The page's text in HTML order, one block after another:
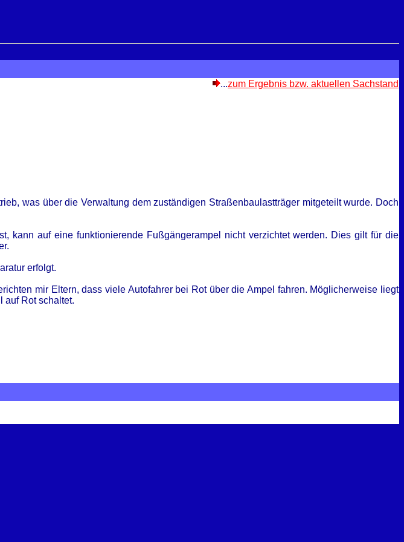
...zum Ergebnis bzw. aktuellen Sachstand
was über die Verwaltung dem zuständigen Straßenbaulastträger mitgeteilt wurde. Doch
kann auf eine funktionierende Fußgängerampel nicht verzichtet werden. Dies gilt für die
erfolgt.
mir Eltern, dass viele Autofahrer bei Rot über die Ampel fahren. Möglicherweise liegt
auf Rot schaltet.